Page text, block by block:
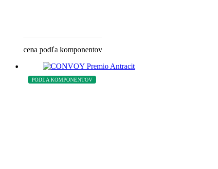
cena podľa komponentov
PODĽA KOMPONENTOV